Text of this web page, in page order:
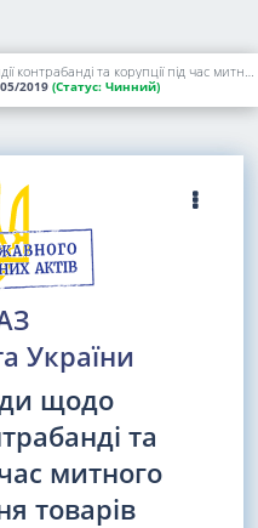
Про заходи щодо протидії контрабанді та корупції під час митного оформлення товарів
2019 (Статус: Чинний)
України
щодо
та
митного
товарів